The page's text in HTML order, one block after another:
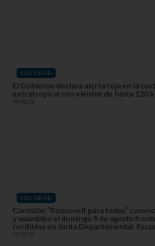
SOCIEDAD
El Gobierno declara alerta roja en la
extratropical con vientos de hasta 120
06/08/26
SOCIEDAD
Comisión “Roosevelt para todos”
y asamblea el domingo 9 de agosto
recibidos en Junta Departamental.
05/08/26